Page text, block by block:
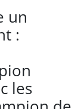
un
:
les